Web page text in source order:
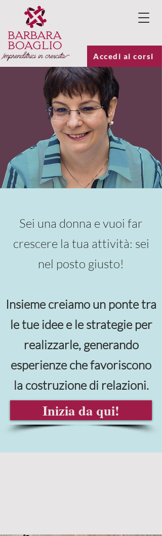
Accedi ai corsi
Sei una donna e vuoi far
crescere la tua attività: sei
nel posto giusto!
Insieme creiamo un ponte tra
le tue idee e le strategie per
realizzarle, generando
esperienze che favoriscono
la costruzione di relazioni.
Inizia da qui!